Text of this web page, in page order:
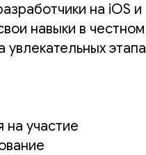
на iOS и
навыки в честном
этапа
на участие